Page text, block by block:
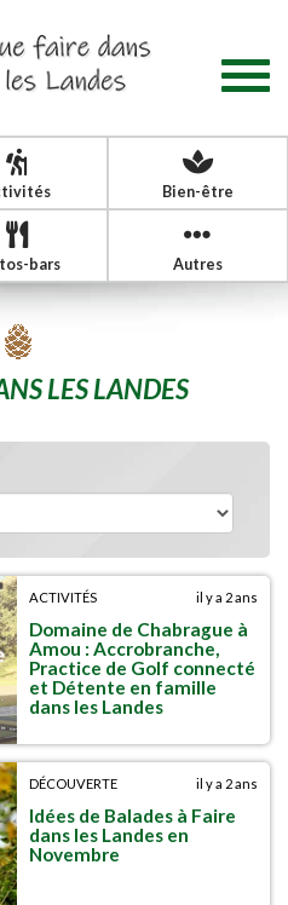
Bien-être
bars Autres
LES LANDES
ACTIVITÉS il y a 2 ans
Domaine de Chabrague à
Amou : Accrobranche,
Practice de Golf connecté
et Détente en famille
dans les Landes
DÉCOUVERTE il y a 2 ans
Idées de Balades à Faire
dans les Landes en
Novembre